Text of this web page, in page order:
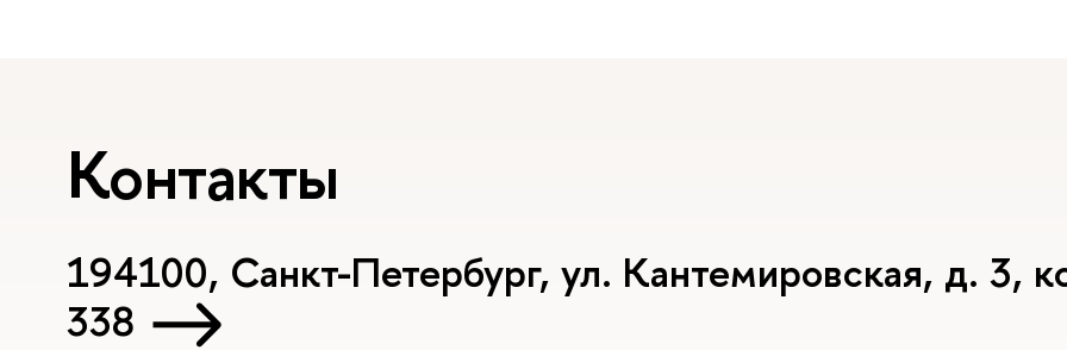
Контакты
194100, Санкт-Петербург, ул. Кантемировская, д. 3,
338